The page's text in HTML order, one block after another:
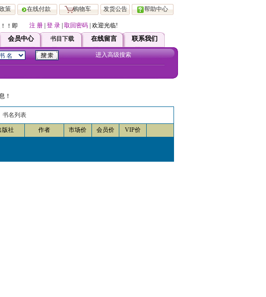
策 在线付款 购物车 发货公告 帮助中心
日起，凡在本站注册会员 均可直接享受ViP 服务！如有疑问请直接跟客服联系！
注 册 登 录 取回密码 | 欢迎光临!
会员中心 书目下载 在线留言 联系我们
进入高级搜索
！
书名列表
版社 作者 市场价 会员价 VIP价